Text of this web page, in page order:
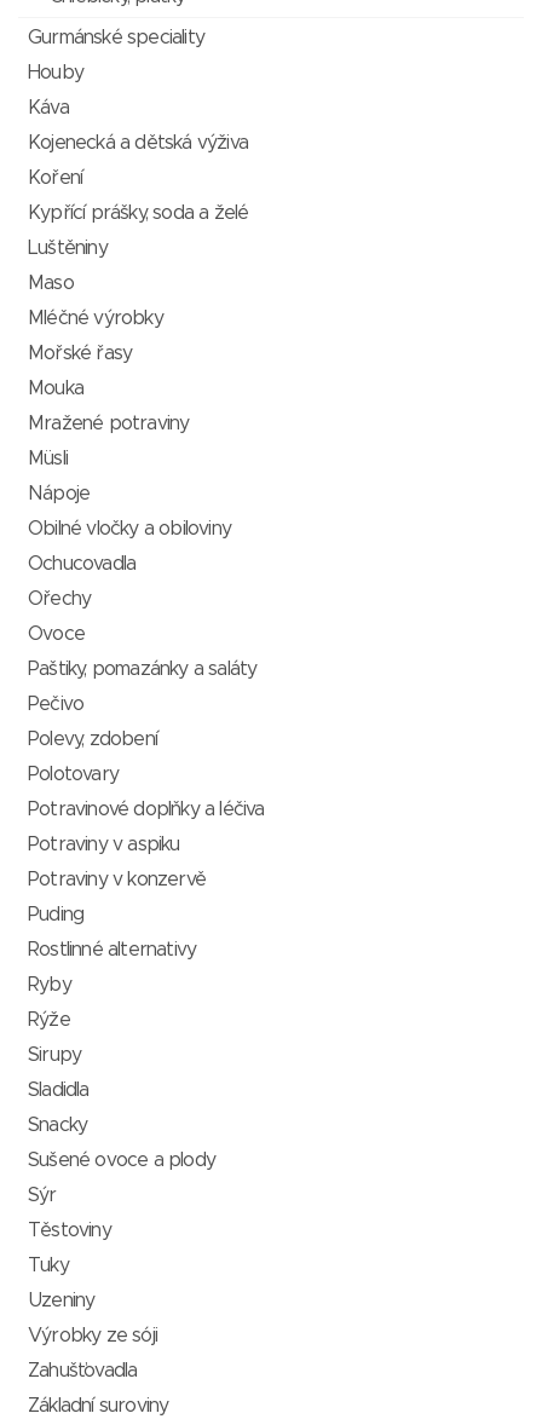
Gurmánské speciality
Houby
Káva
Kojenecká a dětská výživa
Koření
Kypřící prášky, soda a želé
Luštěniny
Maso
Mléčné výrobky
Mořské řasy
Mouka
Mražené potraviny
Müsli
Nápoje
Obilné vločky a obiloviny
Ochucovadla
Ořechy
Ovoce
Paštiky, pomazánky a saláty
Pečivo
Polevy, zdobení
Polotovary
Potravinové doplňky a léčiva
Potraviny v aspiku
Potraviny v konzervě
Puding
Rostlinné alternativy
Ryby
Rýže
Sirupy
Sladidla
Snacky
Sušené ovoce a plody
Sýr
Těstoviny
Tuky
Uzeniny
Výrobky ze sóji
Zahušťovadla
Základní suroviny